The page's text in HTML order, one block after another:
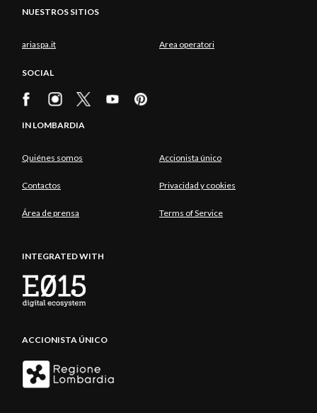
NUESTROS SITIOS
ariaspa.it Area operatori
SOCIAL
IN LOMBARDIA
Quiénes somos Accionista único
Contactos Privacidad y cookies
Área de prensa Terms of Service
INTEGRATED WITH
ACCIONISTA ÚNICO